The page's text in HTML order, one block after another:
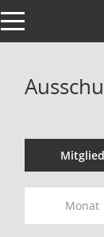
Toggle navigation
Monat